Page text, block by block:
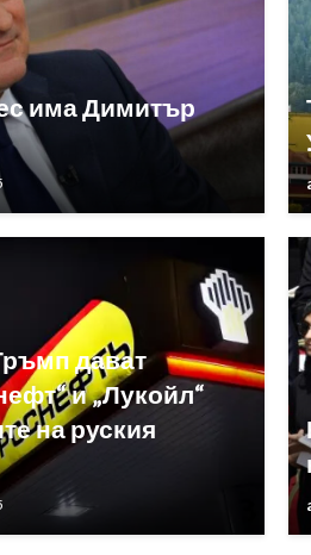
има Димитър
дават
и „Лукойл“
на руския